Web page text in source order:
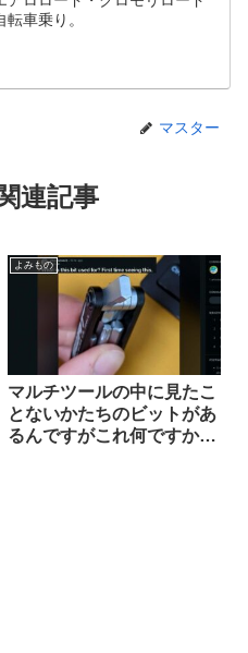
車乗り。
マスター
連記事
よみもの
マルチツールの中に見たこ
とないかたちのビットがあ
るんですがこれ何ですか？